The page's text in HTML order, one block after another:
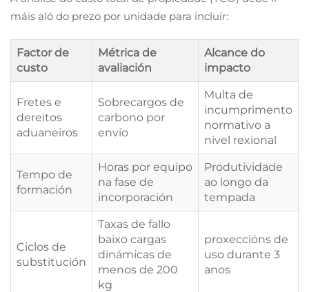
máis aló do prezo por unidade para incluír:
Factor de
custo
Métrica de
avaliación
Alcance do
impacto
Fretes e
dereitos
aduaneiros
Sobrecargos de
carbono por
envío
Multa de
incumprimento
normativo a
nivel rexional
Tempo de
formación
Horas por equipo
na fase de
incorporación
Produtividade
ao longo da
tempada
Ciclos de
substitución
Taxas de fallo
baixo cargas
dinámicas de
menos de 200
kg
proxeccións de
uso durante 3
anos